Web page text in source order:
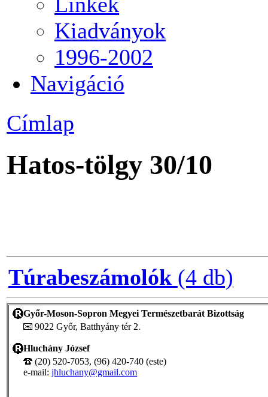
Kiadványok
1996-2002
Navigáció
Címlap
Hatos-tölgy 30/10
Túrabeszámolók (4 db)
Győr-Moson-Sopron Megyei Természetbarát Bizottság
9022 Győr, Batthyány tér 2.
Hluchány József
(20) 520-7053, (96) 420-740 (este)
e-mail: jhluchany@gmail.com